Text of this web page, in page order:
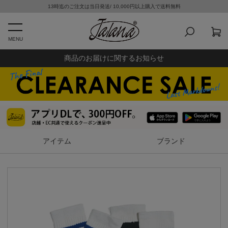
13時迄のご注文は当日発送/ 10,000円以上購入で送料無料
MENU
商品のお届けに関するお知らせ
アイテム ブランド